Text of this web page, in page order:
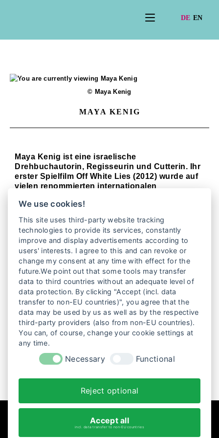
© Maya Kenig
MAYA KENIG
Maya Kenig ist eine israelische
Drehbuchautorin, Regisseurin und Cutterin. Ihr
erster Spielfilm Off White Lies (2012) wurde auf
vielen renommierten internationalen
Springs FF) ausgewählt und erhielt lokale und
weltweite Anerkennung. Zusammen mit der
Filmemacherin Gur Bentwich führte sie Regie
bei dem Dokumentarfilm The Bentwich
Syndrome, der international gezeigt wurde. Als
Cutterin gewann sie einen israelischen
Academy Award, und ihre Projekte reichen vom
Fernsehen bis zum Kino. Derzeit schreibt sie
eine Serie für HOT Cable TV mit dem Titel
Doctor End.
Maya Kenig ist Gästin fürTHE MILKY WAYam
Samstag 26.10.2024 undSonntag 27.10.2024
beim Filmfest anwesend.
We use cookies!
This site uses third-party website tracking
technologies to provide its services, constantly
improve and display advertisements according to
users' interests. I agree to this and can revoke or
change my consent at any time with effect for the
future.We point out that some tools may transfer
data to third countries without an adequate level of
data protection. By clicking "Accept (incl. data
transfer to non-EU countries)", you agree that the
data may be used by us as well as by the respective
third-party providers (also from non-EU countries).
You can, of course, change your cookie settings at
any time.
Necessary Functional
Reject optional
Accept all
incl. data transfer to non-EU countries